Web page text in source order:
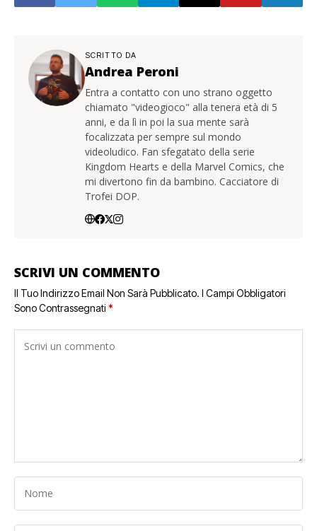
SCRITTO DA
Andrea Peroni
Entra a contatto con uno strano oggetto
chiamato "videogioco" alla tenera età di 5
anni, e da lì in poi la sua mente sarà
focalizzata per sempre sul mondo
videoludico. Fan sfegatato della serie
Kingdom Hearts e della Marvel Comics, che
mi divertono fin da bambino. Cacciatore di
Trofei DOP.
SCRIVI UN COMMENTO
Il Tuo Indirizzo Email Non Sarà Pubblicato. I Campi Obbligatori
Sono Contrassegnati *